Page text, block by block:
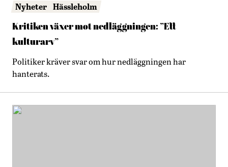
Nyheter Hässleholm
Kritiken växer mot nedläggningen: ”Ett
kulturarv”
Politiker kräver svar om hur nedläggningen har
hanterats.